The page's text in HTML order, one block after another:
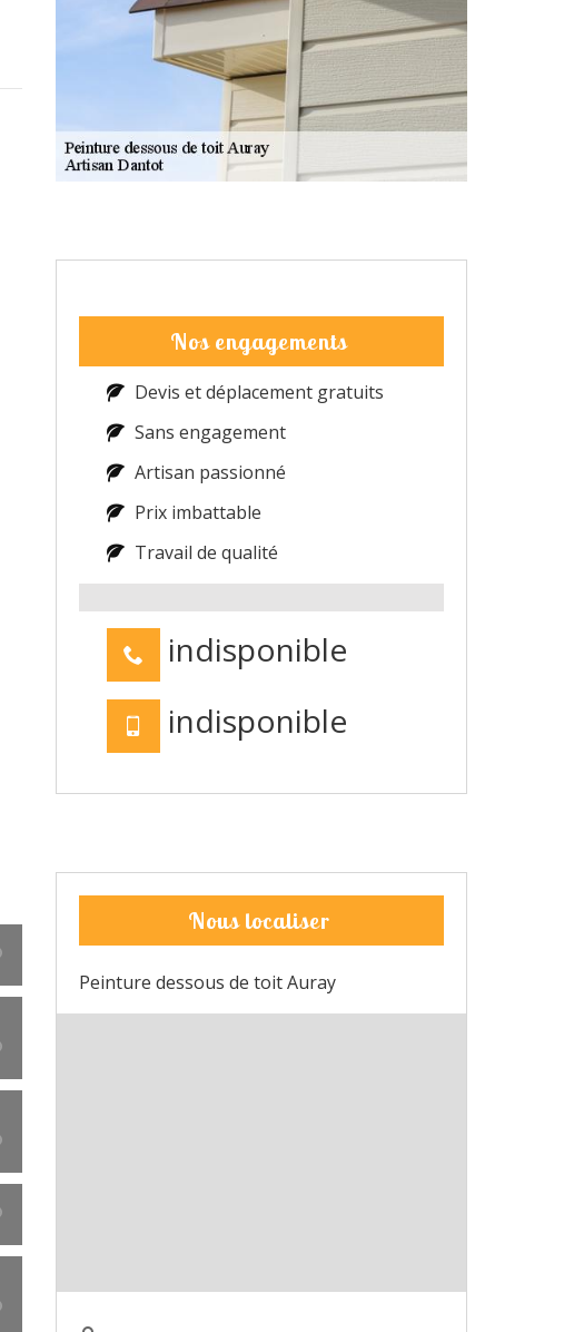
Nos engagements
Devis et déplacement gratuits
Sans engagement
Artisan passionné
Prix imbattable
Travail de qualité
indisponible
indisponible
Nous localiser
Peinture dessous de toit Auray